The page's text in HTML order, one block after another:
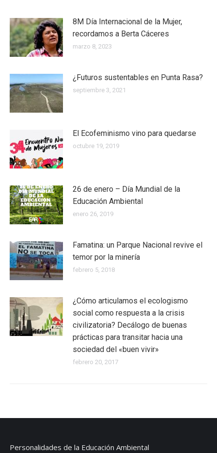
8M Día Internacional de la Mujer,
recordamos a Berta Cáceres
marzo 8, 2023
¿Futuros sustentables en Punta Rasa?
septiembre 3, 2021
El Ecofeminismo vino para quedarse
octubre 19, 2019
26 de enero – Día Mundial de la
Educación Ambiental
enero 26, 2019
Famatina: un Parque Nacional revive el
temor por la minería
febrero 5, 2018
¿Cómo articulamos el ecologismo
social como respuesta a la crisis
civilizatoria? Decálogo de buenas
prácticas para transitar hacia una
sociedad del «buen vivir»
febrero 20, 2017
Personalidades de la Educación Ambiental